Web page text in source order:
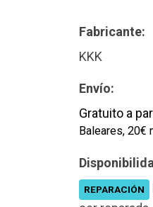
Fabricante:
KKK
Envío:
Gratuito a
Baleares, 20€
REPARACIÓN